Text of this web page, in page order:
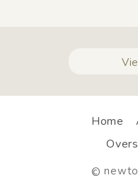
Home
©